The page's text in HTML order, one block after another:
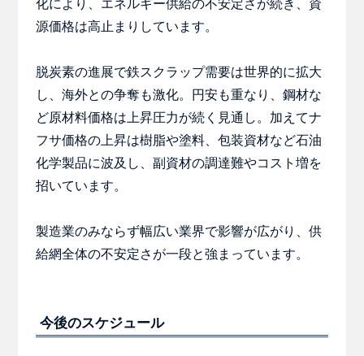
源価格は高止まりしています。
脱炭素の進展で鉄スクラップ需要は世界的に拡大
し、海外との争奪も激化。円安も重なり、鋼材な
ど原材料価格は上昇圧力が続く見通し。加えてナ
フサ価格の上昇は樹脂や塗料、包装資材など石油
化学製品に波及し、副資材の調達難やコスト増を
招いています。
製造業のみならず幅広い業界で影響が広がり、供
給網全体の不安定さが一段と強まっています。
今後のスケジュール